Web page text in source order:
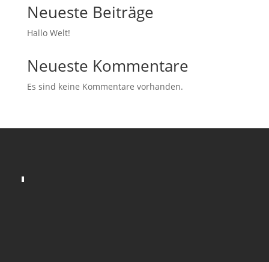
Neueste Beiträge
Hallo Welt!
Neueste Kommentare
Es sind keine Kommentare vorhanden.